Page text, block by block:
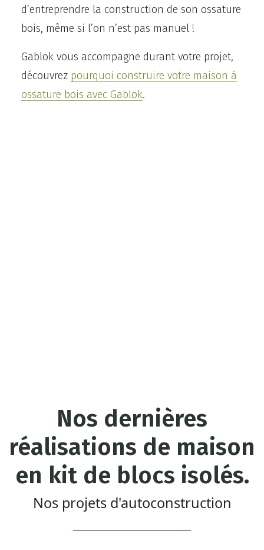
d’entreprendre la construction de son ossature
bois, même si l’on n’est pas manuel !
Gablok vous accompagne durant votre projet,
découvrez pourquoi construire votre maison à
ossature bois avec Gablok.
Nos dernières
réalisations de maison
en kit de blocs isolés.
Nos projets d'autoconstruction